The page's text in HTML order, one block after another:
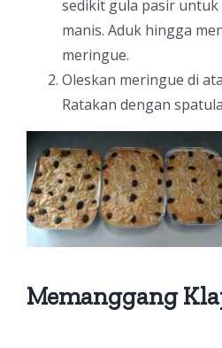
sedikit gula pasir
manis. Aduk hingga
meringue.
Oleskan meringue di
Ratakan dengan
Memanggang